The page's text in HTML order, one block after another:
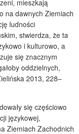
mieszkają
na dawnych Ziemiach
ludności
stwierdza, że ta
i kulturowo, a
się znacznym
oddzielnych,
2013, 228–
się częściowo
językowej,
Ziemiach Zachodnich